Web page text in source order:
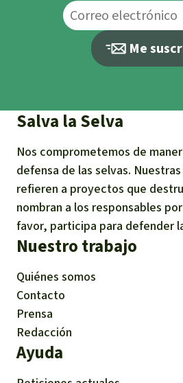
Me
Salva la Selva
Nos comprometemos de
defensa de las selvas.
refieren a proyectos que
nombran a los responsables
favor, participa para defender
Nuestro trabajo
Quiénes somos
Contacto
Prensa
Redacción
Ayuda